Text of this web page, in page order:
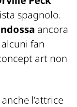
spagnolo.
ancora
fan
art non
anche l’attrice